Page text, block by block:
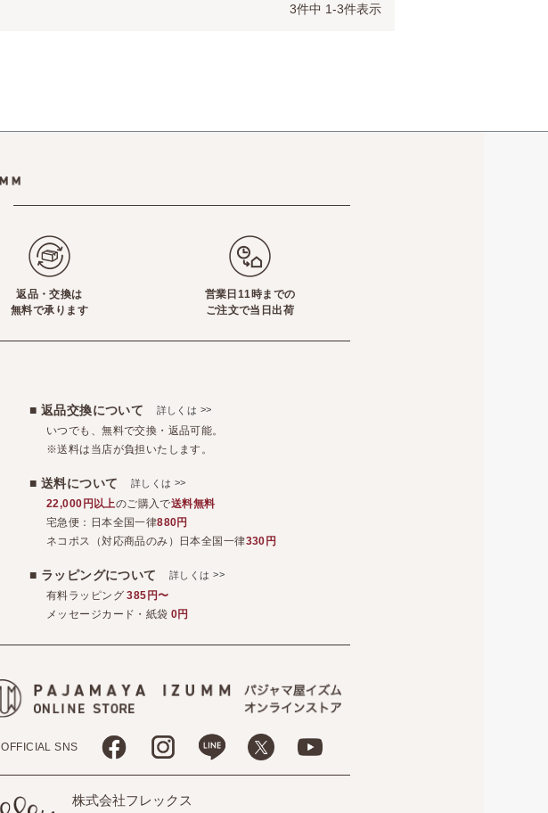
3件中 1-3件表示
返品・交換は
無料で承ります
営業日11時までの
ご注文で当日出荷
■ 返品交換について 詳しくは >>
いつでも、無料で交換・返品可能。
※送料は当店が負担いたします。
■ 送料について 詳しくは >>
22,000円以上のご購入で送料無料
宅急便：日本全国一律880円
ネコポス（対応商品のみ）日本全国一律330円
■ ラッピングについて詳しくは>>
有料ラッピング385円〜
メッセージカード・紙袋0円
OFFICIAL SNS
株式会社フレックス